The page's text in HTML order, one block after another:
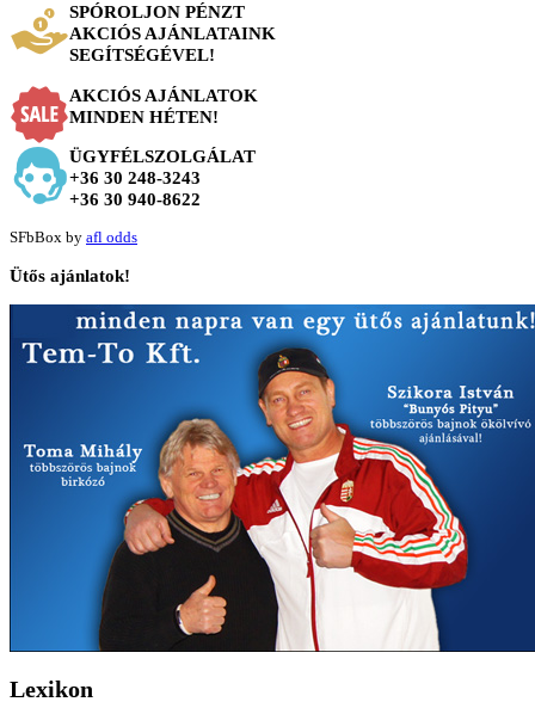
SPÓROLJON PÉNZT
AKCIÓS AJÁNLATAINK
SEGÍTSÉGÉVEL!
AKCIÓS AJÁNLATOK
MINDEN HÉTEN!
ÜGYFÉLSZOLGÁLAT
+36 30 248-3243
+36 30 940-8622
SFbBox by afl odds
Ütős ajánlatok!
Lexikon